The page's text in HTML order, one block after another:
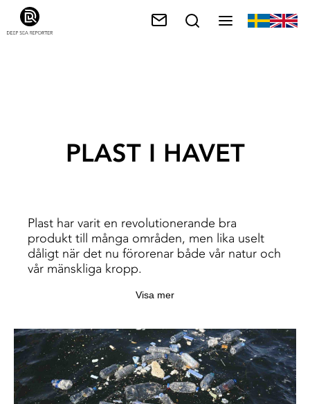
PLAST I HAVET
Plast har varit en revolutionerande bra
produkt till många områden, men lika uselt
dåligt när det nu förorenar både vår natur och
vår mänskliga kropp.